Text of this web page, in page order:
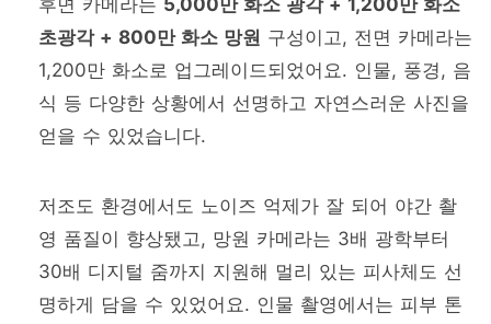
초광각 + 800만 화소 망원 구성이고, 전면 카메라는
1,200만 화소로 업그레이드되었어요. 인물, 풍경, 음
식 등 다양한 상황에서 선명하고 자연스러운 사진을
얻을 수 있었습니다.
저조도 환경에서도 노이즈 억제가 잘 되어 야간 촬
영 품질이 향상됐고, 망원 카메라는 3배 광학부터
30배 디지털 줌까지 지원해 멀리 있는 피사체도 선
명하게 담을 수 있었어요. 인물 촬영에서는 피부 톤